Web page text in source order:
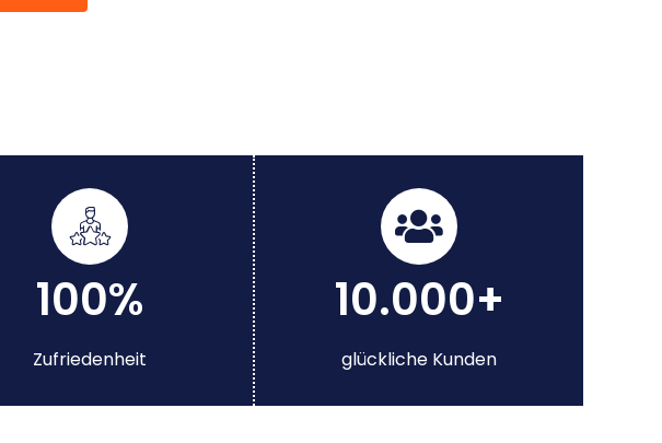
100%
Zufriedenheit
10.000+
glückliche Kunden